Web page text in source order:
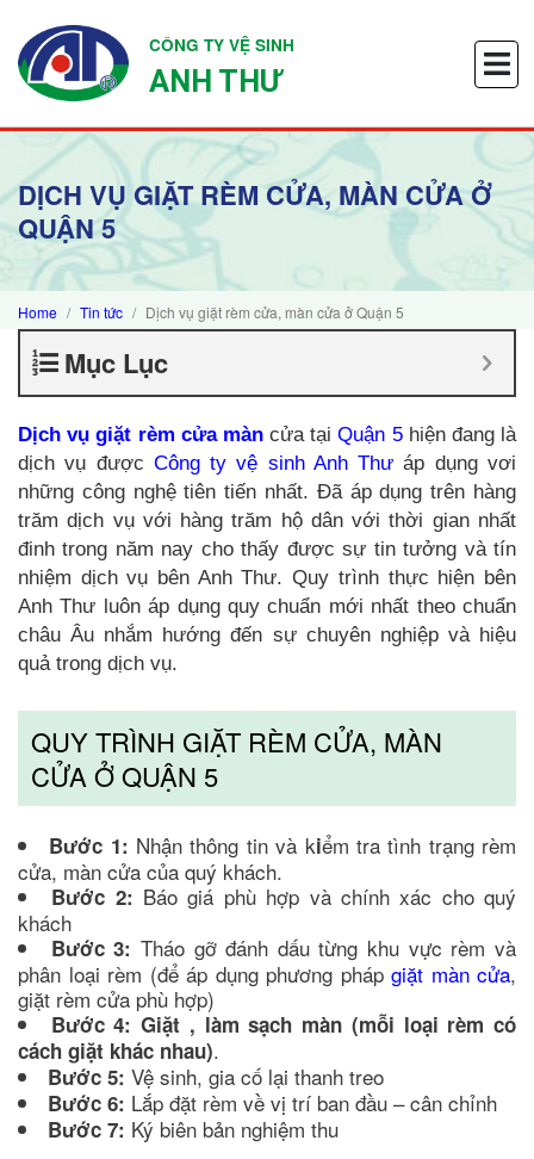
CÔNG TY VỆ SINH
ANH THƯ
DỊCH VỤ GIẶT RÈM CỬA, MÀN CỬA Ở
QUẬN 5
Home Tin tức Dịch vụ giặt rèm cửa, màn cửa ở Quận 5
Mục Lục
Dịch vụ giặt rèm cửa màncửa tạiQuận 5hiện đang là
dịch vụ được Công ty vệ sinh Anh Thư áp dụng vơi
những công nghệ tiên tiến nhất. Đã áp dụng trên hàng
trăm dịch vụ với hàng trăm hộ dân với thời gian nhất
đinh trong năm nay cho thấy được sự tin tưởng và tín
nhiệm dịch vụ bên Anh Thư. Quy trình thực hiện bên
Anh Thư luôn áp dụng quy chuẩn mới nhất theo chuẩn
châu Âu nhắm hướng đến sự chuyên nghiệp và hiệu
quả trong dịch vụ.
QUY TRÌNH GIẶT RÈM CỬA, MÀN
CỬA Ở QUẬN 5
Bước 1: Nhận thông tin và kiểm tra tình trạng rèm
cửa, màn cửa của quý khách.
Bước 2: Báo giá phù hợp và chính xác cho quý
khách
Bước 3: Tháo gỡ đánh dấu từng khu vực rèm và
phân loại rèm (để áp dụng phương pháp giặt màn cửa,
giặt rèm cửa phù hợp)
Bước 4: Giặt , làm sạch màn (mỗi loại rèm có
cách giặt khác nhau).
Bước 5: Vệ sinh, gia cố lại thanh treo
Bước 6: Lắp đặt rèm về vị trí ban đầu – cân chỉnh
Bước 7: Ký biên bản nghiệm thu